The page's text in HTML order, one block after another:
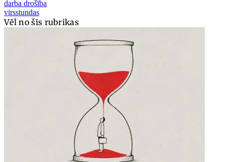
darba drošība
virsstundas
Vēl no šīs rubrikas